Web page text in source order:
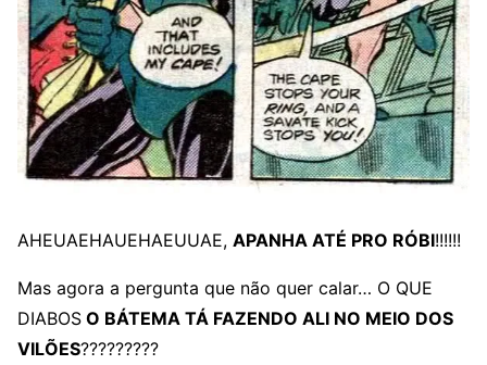
AHEUAEHAUEHAEUUAE, APANHA ATÉ PRO RÓBI!!!!!!
Mas agora a pergunta que não quer calar… O QUE
DIABOS O BÁTEMA TÁ FAZENDO ALI NO MEIO DOS
VILÕES?????????